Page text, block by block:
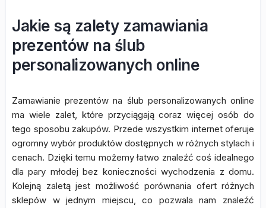
Jakie są zalety zamawiania
prezentów na ślub
personalizowanych online
Zamawianie prezentów na ślub personalizowanych online
ma wiele zalet, które przyciągają coraz więcej osób do
tego sposobu zakupów. Przede wszystkim internet oferuje
ogromny wybór produktów dostępnych w różnych stylach i
cenach. Dzięki temu możemy łatwo znaleźć coś idealnego
dla pary młodej bez konieczności wychodzenia z domu.
Kolejną zaletą jest możliwość porównania ofert różnych
sklepów w jednym miejscu, co pozwala nam znaleźć